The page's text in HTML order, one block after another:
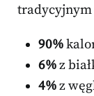
90%
6%z
4%z